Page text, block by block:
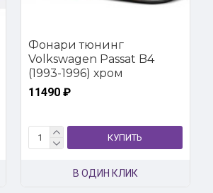
Фонари тюнинг
Volkswagen Passat B4
(1993-1996) хром
11490 ₽
КУПИТЬ
В ОДИН КЛИК